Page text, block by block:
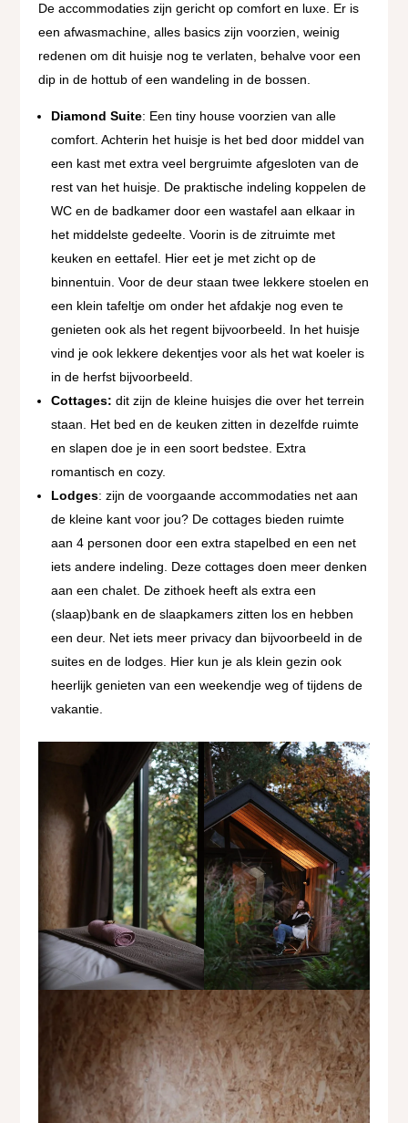
De accommodaties zijn gericht op comfort en luxe. Er is
een afwasmachine, alles basics zijn voorzien, weinig
redenen om dit huisje nog te verlaten, behalve voor een
dip in de hottub of een wandeling in de bossen.
Diamond Suite: Een tiny house voorzien van alle
comfort. Achterin het huisje is het bed door middel van
een kast met extra veel bergruimte afgesloten van de
rest van het huisje. De praktische indeling koppelen de
WC en de badkamer door een wastafel aan elkaar in
het middelste gedeelte. Voorin is de zitruimte met
keuken en eettafel. Hier eet je met zicht op de
binnentuin. Voor de deur staan twee lekkere stoelen en
een klein tafeltje om onder het afdakje nog even te
genieten ook als het regent bijvoorbeeld. In het huisje
vind je ook lekkere dekentjes voor als het wat koeler is
in de herfst bijvoorbeeld.
Cottages: dit zijn de kleine huisjes die over het terrein
staan. Het bed en de keuken zitten in dezelfde ruimte
en slapen doe je in een soort bedstee. Extra
romantisch en cozy.
Lodges: zijn de voorgaande accommodaties net aan
de kleine kant voor jou? De cottages bieden ruimte
aan 4 personen door een extra stapelbed en een net
iets andere indeling. Deze cottages doen meer denken
aan een chalet. De zithoek heeft als extra een
(slaap)bank en de slaapkamers zitten los en hebben
een deur. Net iets meer privacy dan bijvoorbeeld in de
suites en de lodges. Hier kun je als klein gezin ook
heerlijk genieten van een weekendje weg of tijdens de
vakantie.